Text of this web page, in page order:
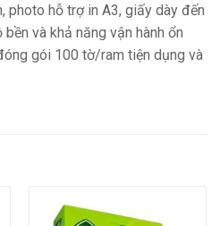
photo hỗ trợ in A3, giấy dày đến
và khả năng vận hành ổn
gói 100 tờ/ram tiện dụng và